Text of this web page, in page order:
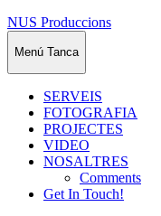
NUS Produccions
Menú Tanca
SERVEIS
FOTOGRAFIA
PROJECTES
VIDEO
NOSALTRES
Comments
Get In Touch!